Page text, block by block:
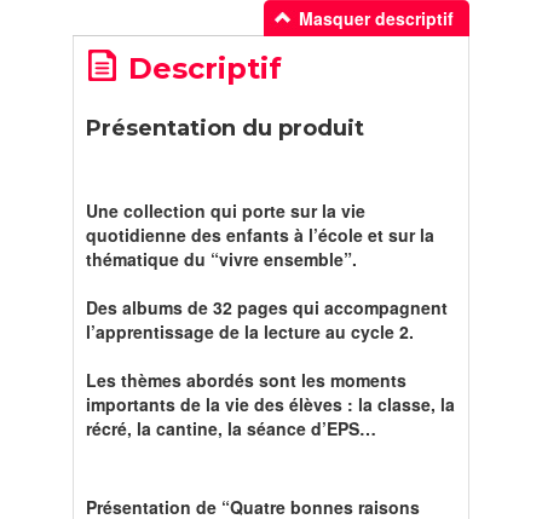
Masquer descriptif
Descriptif
Présentation du produit
Une collection qui porte sur la vie
quotidienne des enfants à l’école et sur la
thématique du “vivre ensemble”.
Des albums de 32 pages qui accompagnent
l’apprentissage de la lecture au cycle 2.
Les thèmes abordés sont les moments
importants de la vie des élèves : la classe, la
récré, la cantine, la séance d’EPS…
Présentation de “Quatre bonnes raisons